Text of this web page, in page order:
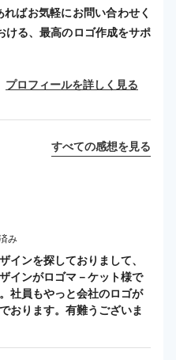
ばお気軽にお問い合わせく
ける、最高のロゴ作成をサポ
プロフィールを詳しく見る
すべての感想を見る
み
インを探しておりまして、
インがロゴマ－ケット様で
社員もやっと会社のロゴが
おります。有難うございま